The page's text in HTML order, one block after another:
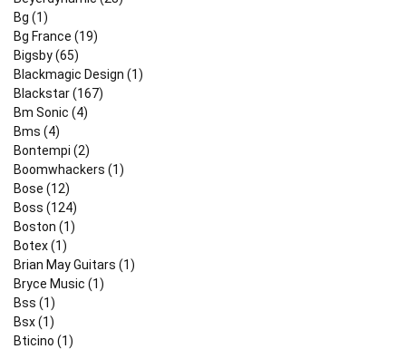
Bg (1)
Bg France (19)
Bigsby (65)
Blackmagic Design (1)
Blackstar (167)
Bm Sonic (4)
Bms (4)
Bontempi (2)
Boomwhackers (1)
Bose (12)
Boss (124)
Boston (1)
Botex (1)
Brian May Guitars (1)
Bryce Music (1)
Bss (1)
Bsx (1)
Bticino (1)